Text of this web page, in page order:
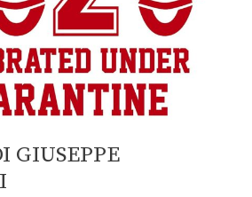
GIUSEPPE